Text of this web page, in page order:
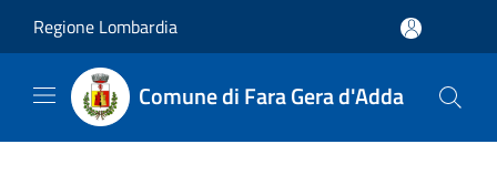
Regione Lombardia
Comune di Fara Gera d'Adda